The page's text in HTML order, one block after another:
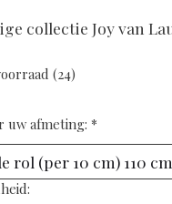
collectie Joy van
(24)
uw afmeting: *